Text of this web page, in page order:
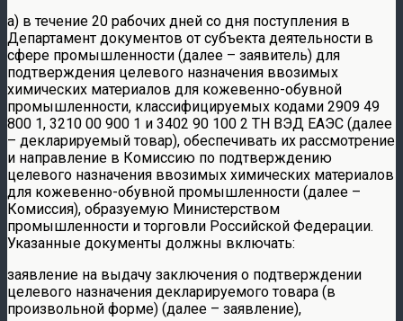
а) в течение 20 рабочих дней со дня поступления в
Департамент документов от субъекта деятельности в
сфере промышленности (далее – заявитель) для
подтверждения целевого назначения ввозимых
химических материалов для кожевенно-обувной
промышленности, классифицируемых кодами 2909 49
800 1, 3210 00 900 1 и 3402 90 100 2 ТН ВЭД ЕАЭС (далее
– декларируемый товар), обеспечивать их рассмотрение
и направление в Комиссию по подтверждению
целевого назначения ввозимых химических материалов
для кожевенно-обувной промышленности (далее –
Комиссия), образуемую Министерством
промышленности и торговли Российской Федерации.
Указанные документы должны включать:
заявление на выдачу заключения о подтверждении
целевого назначения декларируемого товара (в
произвольной форме) (далее – заявление),